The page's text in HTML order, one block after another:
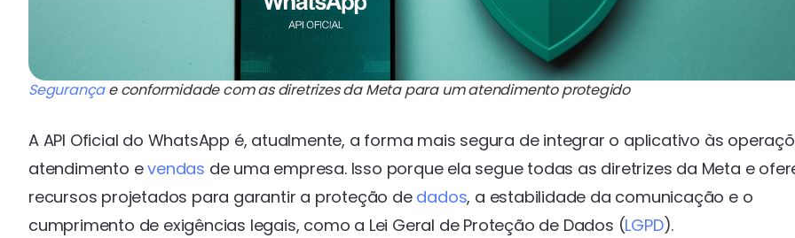
Segurançae conformidade com as diretrizes da Meta para um atendimento protegido
A API Oficial do WhatsApp é, atualmente, a forma mais segura de integrar o aplicativo às
atendimento evendas de uma empresa. Isso porque ela segue todas as diretrizes da Meta e
recursos projetados para garantir a proteção de dados, a estabilidade da comunicação e o
cumprimento de exigências legais, como a Lei Geral de Proteção de Dados (LGPD).